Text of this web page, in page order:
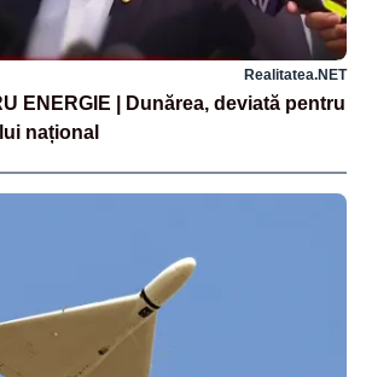
Realitatea.NET
ENERGIE | Dunărea, deviată pentru
național